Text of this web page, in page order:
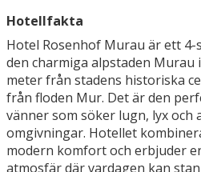
Hotellfakta
Hotel Rosenhof Murau är ett
den charmiga alpstaden Murau
meter från stadens historiska
från floden Mur. Det är den
vänner som söker lugn, lyx
omgivningar. Hotellet
modern komfort och erbjuder
atmosfär där vardagen kan